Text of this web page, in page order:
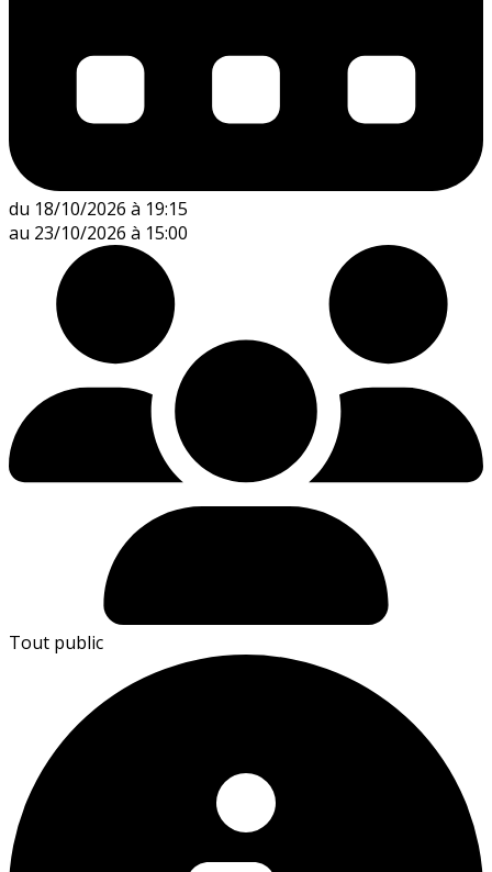
du 18/10/2026 à 19:15
au 23/10/2026 à 15:00
Tout public